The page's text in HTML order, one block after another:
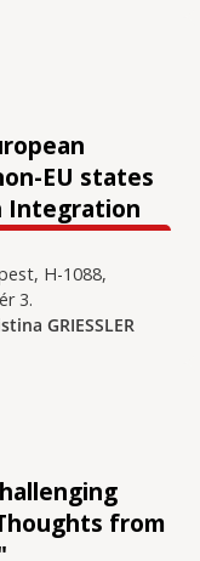
EU states
Integration
H-1088,
3.
GRIESSLER
from